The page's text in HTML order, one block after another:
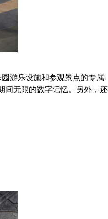
游乐设施和参观景点的专属
间无限的数字记忆。另外，还